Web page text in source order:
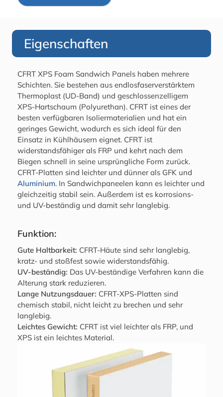
Eigenschaften
CFRT XPS Foam Sandwich Panels haben mehrere
Schichten. Sie bestehen aus endlosfaserverstärktem
Thermoplast (UD-Band) und geschlossenzelligem
XPS-Hartschaum (Polyurethan). CFRT ist eines der
besten verfügbaren Isoliermaterialien und hat ein
geringes Gewicht, wodurch es sich ideal für den
Einsatz in Kühlhäusern eignet. CFRT ist
widerstandsfähiger als FRP und kehrt nach dem
Biegen schnell in seine ursprüngliche Form zurück.
CFRT-Platten sind leichter und dünner als GFK und
Aluminium. In Sandwichpaneelen kann es leichter und
gleichzeitig stabil sein. Außerdem ist es korrosions-
und UV-beständig und damit sehr langlebig.
Funktion:
Gute Haltbarkeit: CFRT-Häute sind sehr langlebig,
kratz- und stoßfest sowie widerstandsfähig.
UV-beständig: Das UV-beständige Verfahren kann die
Alterung stark reduzieren.
Lange Nutzungsdauer: CFRT-XPS-Platten sind
chemisch stabil, nicht leicht zu brechen und sehr
langlebig.
Leichtes Gewicht: CFRT ist viel leichter als FRP, und
XPS ist ein leichtes Material.